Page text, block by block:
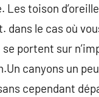
toison
le cas où
portent sur
canyons un
cependant